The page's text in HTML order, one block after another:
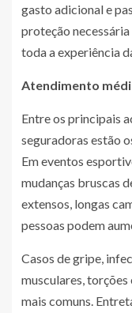
gasto adicional e
proteção
toda a experiência
Atendimento
Entre os principais
seguradoras estão
Em eventos
mudanças bruscas
extensos, longas
pessoas podem
Casos de gripe,
musculares, torções
mais comuns.